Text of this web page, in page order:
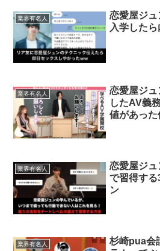
業界有名人
恋愛屋ジ
入学した
業界有名人
恋愛屋ジ
したAV義
値があった
業界有名人
恋愛屋ジ
で習得する
ン
業界有名人
杉崎pua会